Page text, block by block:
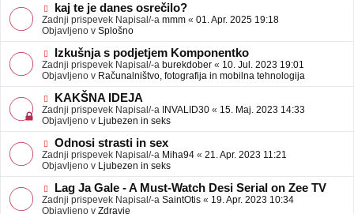
N
o
v
e
o
b
j
a
v
e
kaj te je danes osrečilo?
Zadnji prispevek Napisal/-a mmm « 01. Apr. 2025 19:18
Objavljeno v Splošno
N
o
v
e
o
b
j
a
v
e
Izkušnja s podjetjem Komponentko
Zadnji prispevek Napisal/-a burekdober « 10. Jul. 2023 19:01
Objavljeno v Računalništvo, fotografija in mobilna tehnologija
N
o
v
e
o
b
j
a
v
e
KAKŠNA IDEJA
Zadnji prispevek Napisal/-a INVALID30 « 15. Maj. 2023 14:33
Objavljeno v Ljubezen in seks
N
o
v
e
o
b
j
Odnosi strasti in sex
Zadnji prispevek Napisal/-a Miha94 « 21. Apr. 2023 11:21
Objavljeno v Ljubezen in seks
N
o
v
Lag Ja Gale - A Must-Watch Desi Serial on Zee TV
Zadnji prispevek Napisal/-a SaintOtis « 19. Apr. 2023 10:34
Objavljeno v Zdravje